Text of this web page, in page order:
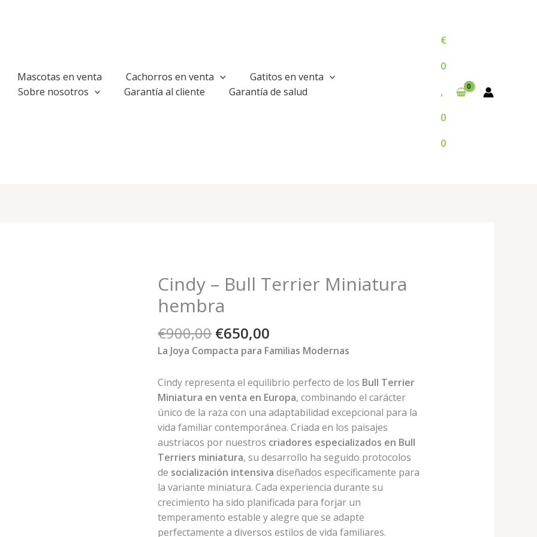
Mascotas en venta Cachorros en venta
Gatitos en venta
Sobre nosotros Garantía al cliente
Garantía de salud
€
0
,
0
0
Cindy – Bull Terrier Miniatura
hembra
€900,00El
precio
original
era:
€900,00.
€650,00
precio
es:
€650,00.
La Joya Compacta para Familias Modernas
Cindy representa el equilibrio perfecto de los Bull Terrier
Miniatura en venta en Europa, combinando el carácter
único de la raza con una adaptabilidad excepcional para la
vida familiar contemporánea. Criada en los paisajes
austriacos por nuestros criadores especializados en Bull
Terriers miniatura, su desarrollo ha seguido protocolos
de socialización intensiva diseñados específicamente para
la variante miniatura. Cada experiencia durante su
crecimiento ha sido planificada para forjar un
temperamento estable y alegre que se adapte
perfectamente a diversos estilos de vida familiares.